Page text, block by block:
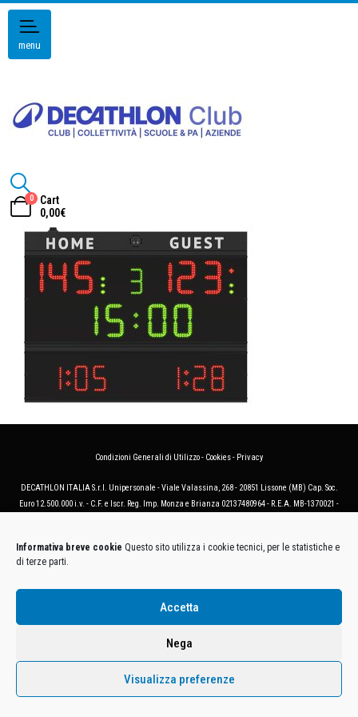
Informativa breve cookie Questo sito utilizza i cookie tecnici, per le statistiche e
di terze parti.
Accetta
Nega
Visualizza preferenze
menu
0
Cart
0,00€
Condizioni Generali di Utilizzo- Cookies- Privacy
DECATHLON ITALIA S.r.l. Unipersonale - Viale Valassina, 268 - 20851 Lissone (MB) Cap. Soc.
Euro 12.500.000 i.v. - C.F. e Iscr. Reg. Imp. Monza e Brianza 02137480964 - R.E.A. MB-1370021 -